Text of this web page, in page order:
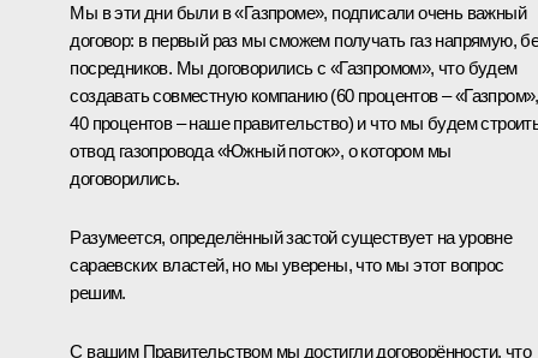
Мы в эти дни были в «Газпроме», подписали очень важный
договор: в первый раз мы сможем получать газ напрямую,
посредников. Мы договорились с «Газпромом», что будем
создавать совместную компанию (60 процентов – «Газпром»,
40 процентов – наше правительство) и что мы будем
отвод газопровода «Южный поток», о котором мы
договорились.
Разумеется, определённый застой существует на уровне
сараевских властей, но мы уверены, что мы этот вопрос
решим.
С вашим Правительством мы достигли договорённости, что